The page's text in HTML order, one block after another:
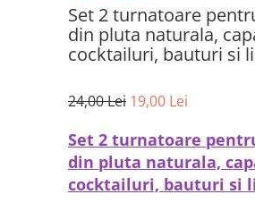
Set 2 turnatoare
din pluta naturala,
cocktailuri, bauturi si
24,00 Lei 19,00 Lei
Set 2 turnatoare
din pluta naturala,
cocktailuri, bauturi si